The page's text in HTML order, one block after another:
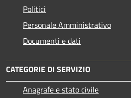
Politici
Personale Amministrativo
Documenti e dati
CATEGORIE DI SERVIZIO
Anagrafe e stato civile